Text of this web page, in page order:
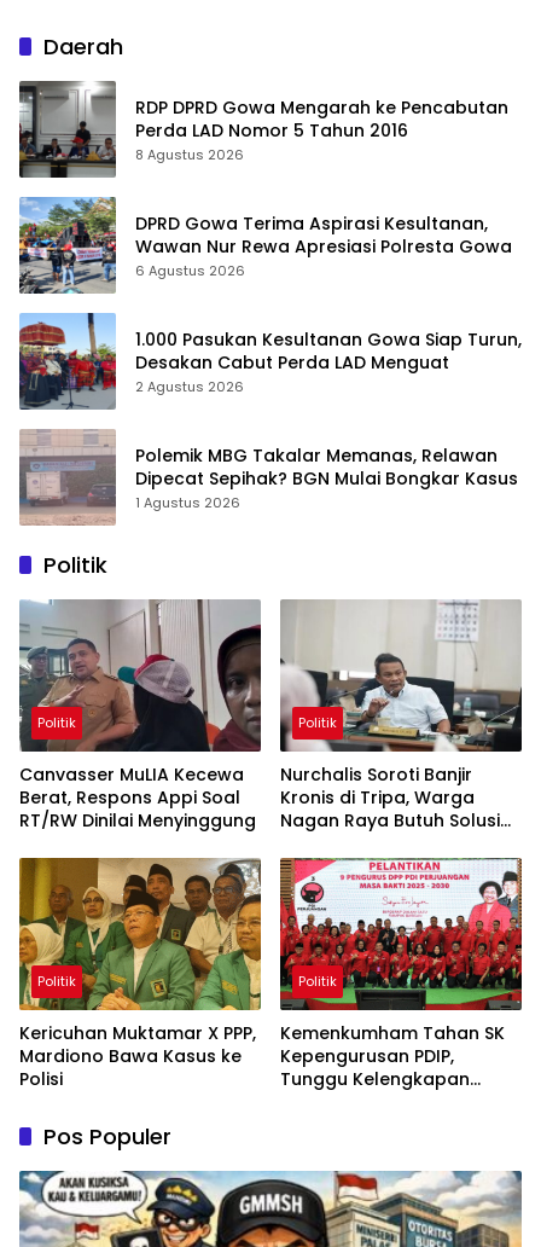
Daerah
RDP DPRD Gowa Mengarah ke Pencabutan
Perda LAD Nomor 5 Tahun 2016
8 Agustus 2026
DPRD Gowa Terima Aspirasi Kesultanan,
Wawan Nur Rewa Apresiasi Polresta Gowa
6 Agustus 2026
1.000 Pasukan Kesultanan Gowa Siap Turun,
Desakan Cabut Perda LAD Menguat
2 Agustus 2026
Polemik MBG Takalar Memanas, Relawan
Dipecat Sepihak? BGN Mulai Bongkar Kasus
1 Agustus 2026
Politik
Politik
Canvasser MuLIA Kecewa
Berat, Respons Appi Soal
RT/RW Dinilai Menyinggung
Politik
Nurchalis Soroti Banjir
Kronis di Tripa, Warga
Nagan Raya Butuh Solusi
Politik
Kericuhan Muktamar X PPP,
Mardiono Bawa Kasus ke
Polisi
Politik
Kemenkumham Tahan SK
Kepengurusan PDIP,
Tunggu Kelengkapan
Pos Populer